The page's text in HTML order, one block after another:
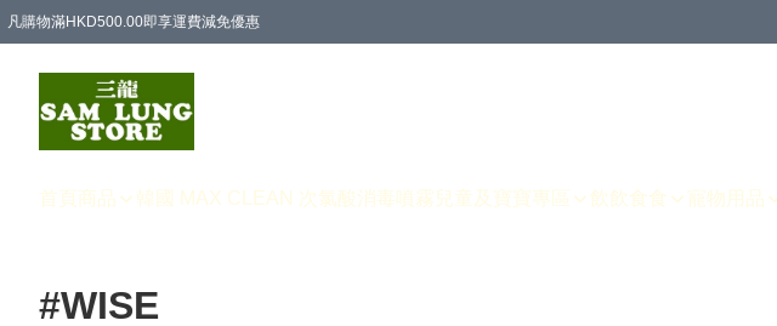
凡購物滿HKD500.00即享運費減免優惠
首頁 商品 韓國 MAX CLEAN 次氯酸消毒噴霧 兒童及寶寶專區 飲飲食食 寵物用品
#WISE